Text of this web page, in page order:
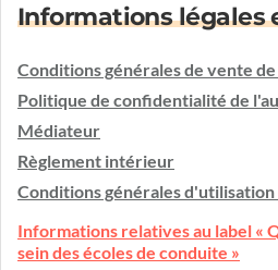
Informations légales
Conditions générales de vente
Politique de confidentialité de
Médiateur
Règlement intérieur
Conditions générales d'utilisation
Informations relatives au label «
sein des écoles de conduite »